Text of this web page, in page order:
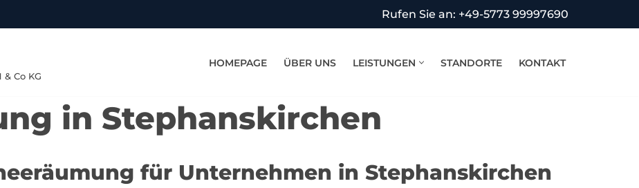
Rufen Sie an: +49-5773 99997690
Co KG
HOMEPAGE ÜBER UNS LEISTUNGEN STANDORTE KONTAKT
in Stephanskirchen
für Unternehmen in Stephanskirchen